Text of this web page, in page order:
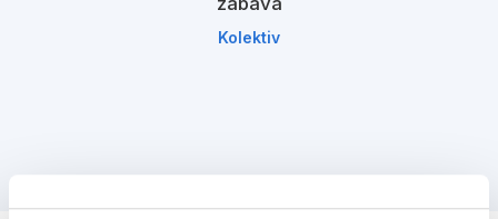
Kolektiv